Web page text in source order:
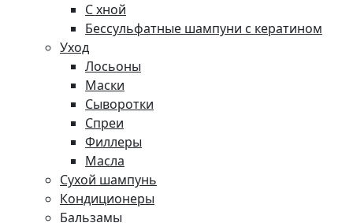
С хной
Бессульфатные шампуни с кератином
Уход
Лосьоны
Маски
Сыворотки
Спреи
Филлеры
Масла
Сухой шампунь
Кондиционеры
Бальзамы